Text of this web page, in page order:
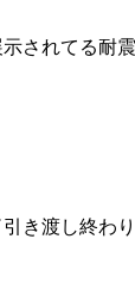
されてる耐
き渡し終わ